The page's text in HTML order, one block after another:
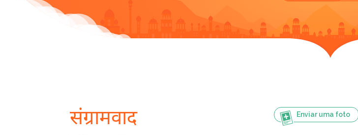
Enviar uma foto
संग्रामवाद